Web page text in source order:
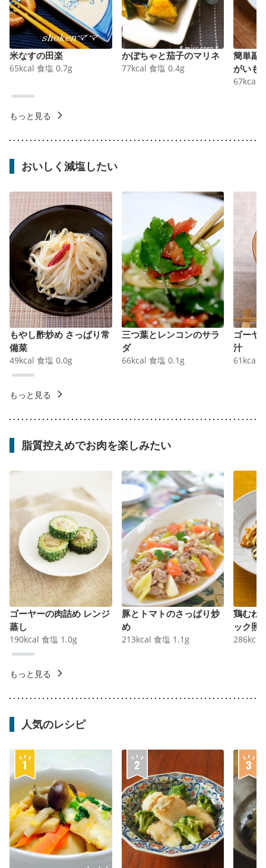
米なすの田楽
65kcal 食塩 0.7g
かぼちゃと茄子のマリネ
77kcal 食塩 0.4g
簡単副
がいも
67kcal
もっと見る
おいしく減塩したい
もやし酢炒め さっぱり常
備菜
49kcal 食塩 0.0g
三つ葉とレンコンのサラ
ダ
66kcal 食塩 0.1 g
ゴーヤ
汁
61 kcal
もっと見る
脂質控えめでお肉を楽しみたい
ゴーヤーの肉詰め レンジ
蒸し
190kcal 食塩 1.0g
豚とトマトのさっぱり炒
め
213kcal 食塩 1.1 g
鶏むね
ック照
286kcal
もっと見る
人気のレシピ